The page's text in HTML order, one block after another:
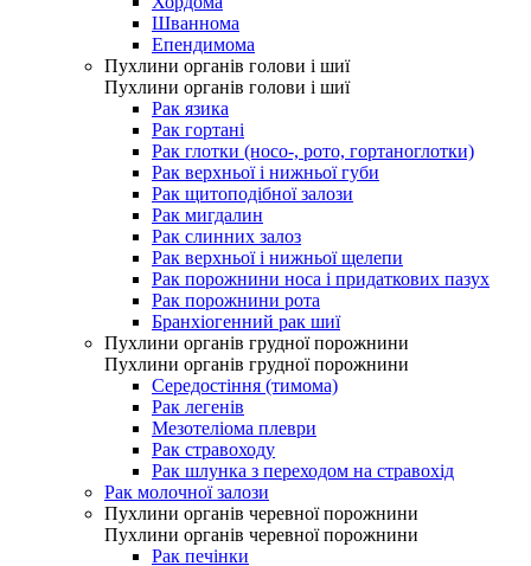
Шваннома
Епендимома
Пухлини органів голови і шиї
Пухлини органів голови і шиї
Рак язика
Рак гортані
Рак глотки (носо-, рото, гортаноглотки)
Рак верхньої і нижньої губи
Рак щитоподібної залози
Рак мигдалин
Рак слинних залоз
Рак верхньої і нижньої щелепи
Рак порожнини носа і придаткових пазух
Рак порожнини рота
Бранхіогенний рак шиї
Пухлини органів грудної порожнини
Пухлини органів грудної порожнини
Середостіння (тимома)
Рак легенів
Мезотеліома плеври
Рак стравоходу
Рак шлунка з переходом на стравохід
Рак молочної залози
Пухлини органів черевної порожнини
Пухлини органів черевної порожнини
Рак печінки